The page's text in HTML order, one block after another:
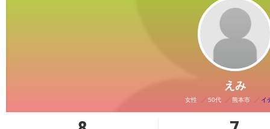
えみ
女性 50代 熊本市 イ